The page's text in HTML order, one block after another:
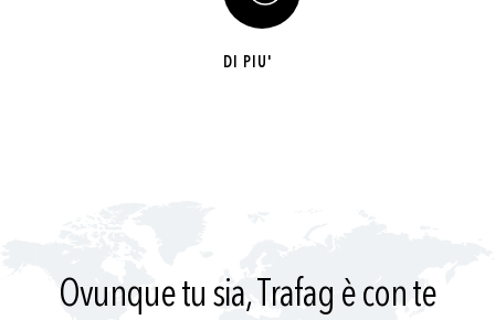
DI PIU'
Ovunque tu sia, Trafag è con te